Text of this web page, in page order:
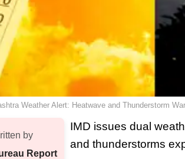
Weather Alert: Heatwave and Thunderstorm
by
Report
IMD issues dual
and thunderstorms